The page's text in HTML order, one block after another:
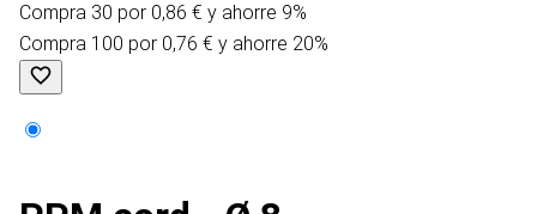
Compra 30 por 0,86 € y ahorre 9%
Compra 100 por 0,76 € y ahorre 20%